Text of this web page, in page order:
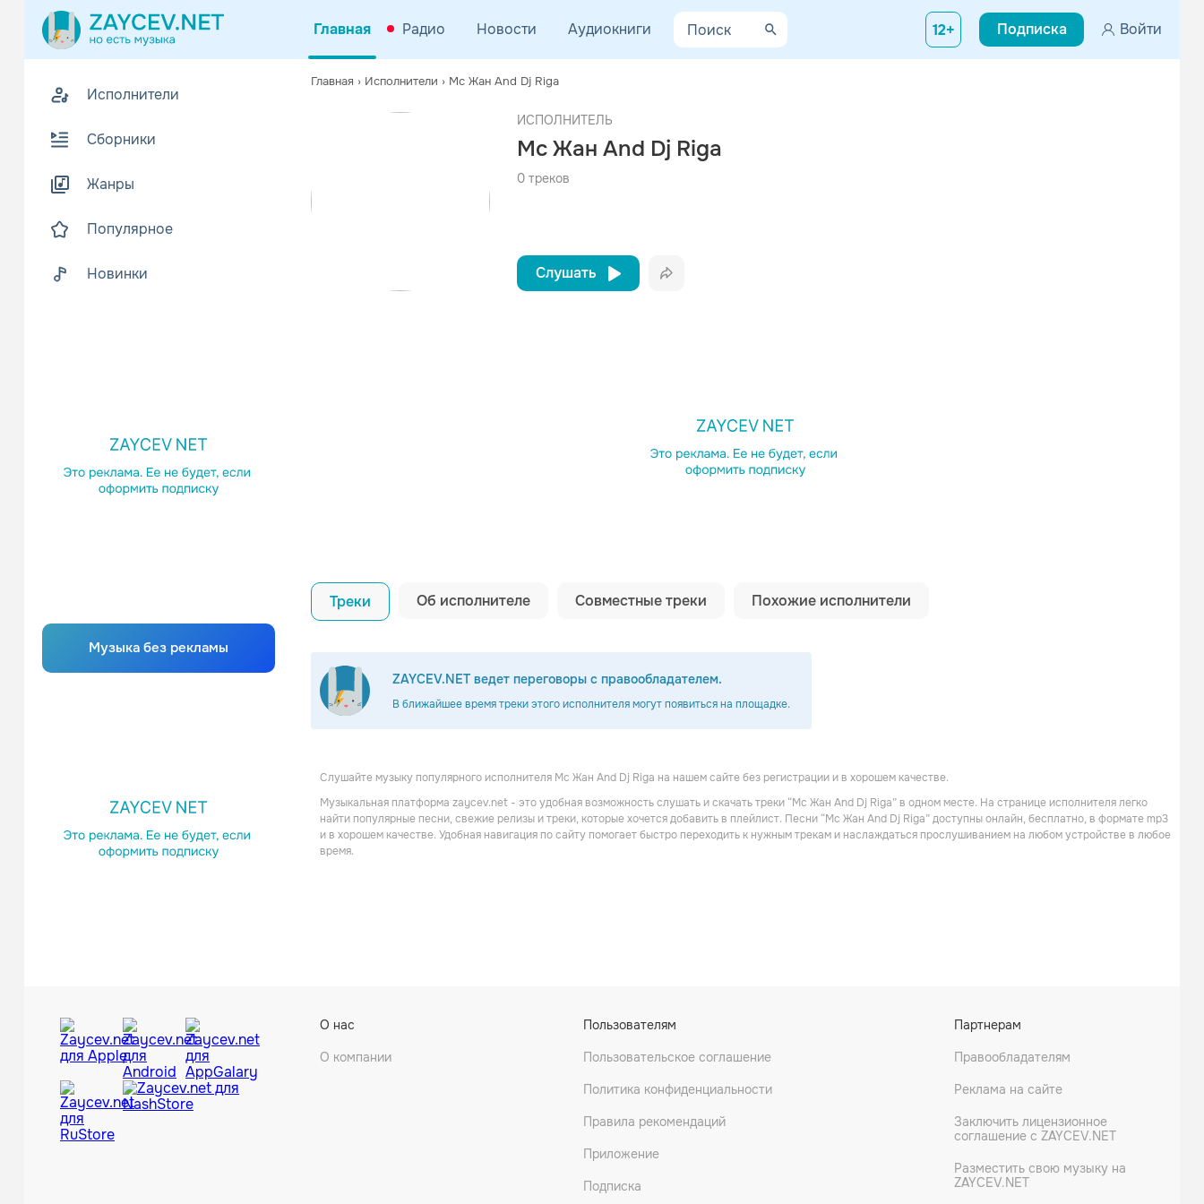
Главная Радио Новости Аудиокниги 12+ Подписка Войти
Исполнители
Сборники
Жанры
Популярное
Новинки
Музыка без рекламы
Главная › Исполнители › Mc Жан And Dj Riga
ИСПОЛНИТЕЛЬ
Mc Жан And Dj Riga
0 треков
Слушать
Копировать ссылку
Треки Об исполнителе Совместные треки Похожие исполнители
ZAYCEV.NET ведет переговоры с правообладателем.
В ближайшее время треки этого исполнителя могут появиться на площадке.
ZAYCEV.NET ведет переговоры с правообладателем.
0
Слушайте музыку популярного исполнителя Mc Жан And Dj Riga на нашем сайте без регистрации и в хорошем качестве.
Музыкальная платформа zaycev.net - это удобная возможность слушать и скачать треки “Mc Жан And Dj Riga” в одном месте. На странице исполнителя легко
найти популярные песни, свежие релизы и треки, которые хочется добавить в плейлист. Песни “Mc Жан And Dj Riga” доступны онлайн, бесплатно, в формате mp3
и в хорошем качестве. Удобная навигация по сайту помогает быстро переходить к нужным трекам и наслаждаться прослушиванием на любом устройстве в любое
время.
О нас
О компании
Пользователям
Пользовательское соглашение
Политика конфиденциальности
Правила рекомендаций
Приложение
Подписка
Партнерам
Правообладателям
Реклама на сайте
Заключить лицензионное
соглашение с ZAYCEV.NET
Разместить свою музыку на
ZAYCEV.NET